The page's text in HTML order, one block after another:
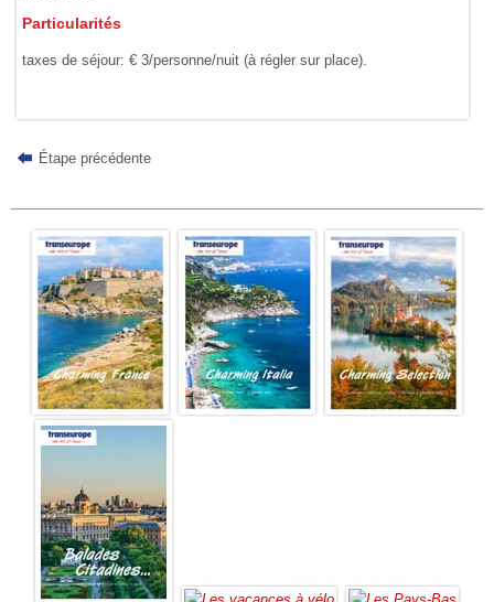
Particularités
taxes de séjour: € 3/personne/nuit (à régler sur place).
Étape précédente